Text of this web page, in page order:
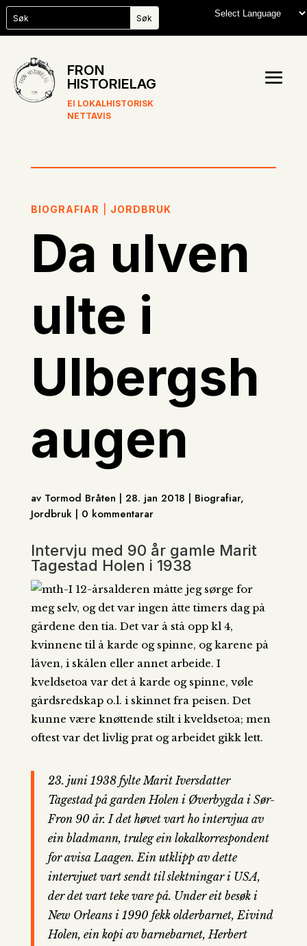
FRON
HISTORIELAG
EI LOKALHISTORISK
NETTAVIS
BIOGRAFIAR JORDBRUK
Da ulven
ulte i
Ulbergsh
augen
av Tormod Bråten | 28. jan 2018 | Biografiar,
Jordbruk | 0 kommentarar
Intervju med 90 år gamle Marit
Tagestad Holen i 1938
-I 12-årsalderen måtte jeg sørge for
meg selv, og det var ingen åtte timers dag på
gårdene den tia. Det var å stå opp kl 4,
kvinnene til å karde og spinne, og karene på
låven, i skålen eller annet arbeide. I
kveldsetoa var det å karde og spinne, vøle
gårdsredskap o.l. i skinnet fra peisen. Det
kunne være knøttende stilt i kveldsetoa; men
oftest var det livlig prat og arbeidet gikk lett.
23. juni 1938 fylte Marit Iversdatter
Tagestad på garden Holen i Øverbygda i Sør-
Fron 90 år. I det høvet vart ho intervjua av
ein bladmann, truleg ein lokalkorrespondent
for avisaLaagen. Ein utklipp av dette
intervjuet vart sendt til slektningar i USA,
der det vart teke vare på. Under eit besøk i
New Orleans i 1990 fekk olderbarnet, Eivind
Holen, ein kopi av barnebarnet, Herbert